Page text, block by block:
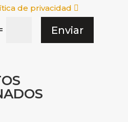
de privacidad
Enviar